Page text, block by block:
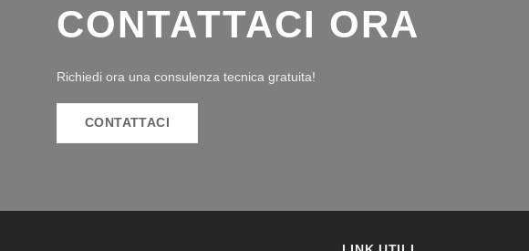
CONTATTACI ORA
Richiedi ora una consulenza tecnica gratuita!
CONTATTACI